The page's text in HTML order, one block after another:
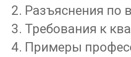
Разъяснения по
Требования к
Примеры